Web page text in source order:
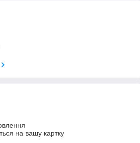
на вашу картку